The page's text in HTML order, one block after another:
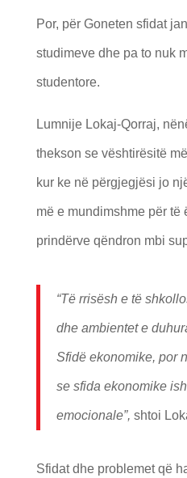
Por, për Goneten sfidat
studimeve dhe pa to nuk
studentore.
Lumnije Lokaj-Qorraj,
thekson se vështirësitë
kur ke në përgjegjësi jo
më e mundimshme për të
prindërve qëndron mbi
“Të rrisësh e të
dhe ambientet e
Sfidë ekonomike, por
se sfida ekonomike
emocionale”, shtoi
Sfidat dhe problemet që